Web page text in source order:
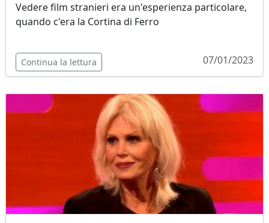
Vedere film stranieri era un'esperienza particolare,
quando c'era la Cortina di Ferro
Continua la lettura 07/01/2023